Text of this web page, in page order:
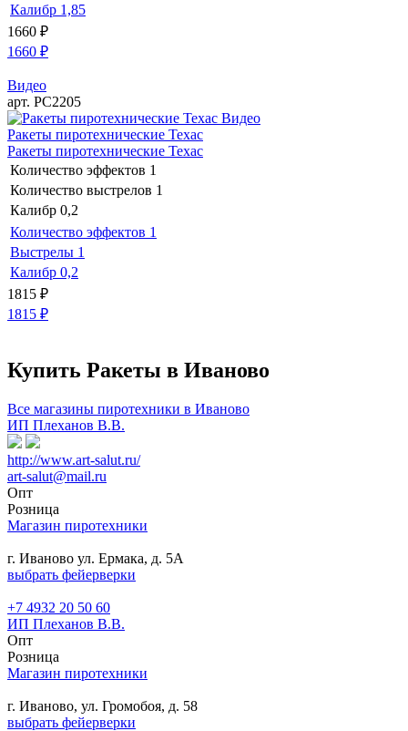
Калибр 1,85
1660 ₽
1660 ₽
Видео
арт. РС2205
Видео
Ракеты пиротехнические Техас
Ракеты пиротехнические Техас
Количество эффектов 1
Количество выстрелов 1
Калибр 0,2
Количество эффектов 1
Выстрелы 1
Калибр 0,2
1815 ₽
1815 ₽
Купить Ракеты в Иваново
Все магазины пиротехники в Иваново
ИП Плеханов В.В.
http://www.art-salut.ru/
art-salut@mail.ru
Опт
Розница
Магазин пиротехники
г. Иваново ул. Ермака, д. 5А
выбрать фейерверки
+7 4932 20 50 60
ИП Плеханов В.В.
Опт
Розница
Магазин пиротехники
г. Иваново, ул. Громобоя, д. 58
выбрать фейерверки